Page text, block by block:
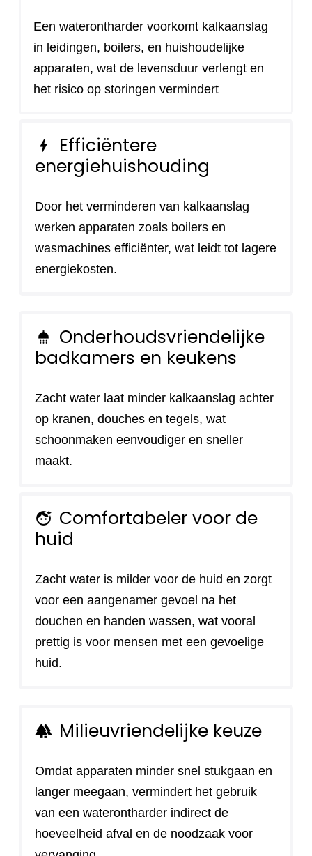
Een waterontharder voorkomt kalkaanslag
in leidingen, boilers, en huishoudelijke
apparaten, wat de levensduur verlengt en
het risico op storingen vermindert
bolt
Efficiëntere
energiehuishouding
Door het verminderen van kalkaanslag
werken apparaten zoals boilers en
wasmachines efficiënter, wat leidt tot lagere
energiekosten.
shower
Onderhoudsvriendelijke
badkamers en keukens
Zacht water laat minder kalkaanslag achter
op kranen, douches en tegels, wat
schoonmaken eenvoudiger en sneller
maakt.
face_retouching_natural Comfortabeler voor de
huid
Zacht water is milder voor de huid en zorgt
voor een aangenamer gevoel na het
douchen en handen wassen, wat vooral
prettig is voor mensen met een gevoelige
huid.
forest Milieuvriendelijke keuze
Omdat apparaten minder snel stukgaan en
langer meegaan, vermindert het gebruik
van een waterontharder indirect de
hoeveelheid afval en de noodzaak voor